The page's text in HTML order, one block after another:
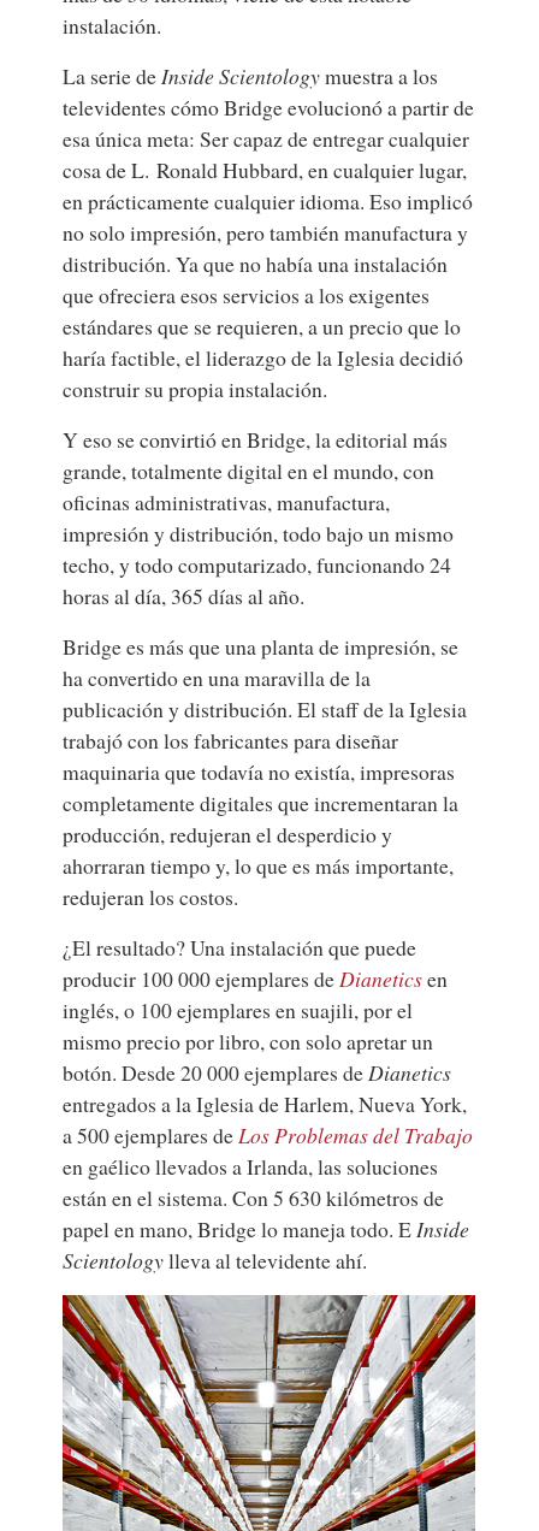
instalación.
La serie deInside Scientologymuestra a los
televidentes cómo Bridge evolucionó a partir de
esa única meta: Ser capaz de entregar cualquier
cosa de L. Ronald Hubbard, en cualquier lugar,
en prácticamente cualquier idioma. Eso implicó
no solo impresión, pero también manufactura y
distribución. Ya que no había una instalación
que ofreciera esos servicios a los exigentes
estándares que se requieren, a un precio que lo
haría factible, el liderazgo de la Iglesia decidió
construir su propia instalación.
Y eso se convirtió en Bridge, la editorial más
grande, totalmente digital en el mundo, con
oficinas administrativas, manufactura,
impresión y distribución, todo bajo un mismo
techo, y todo computarizado, funcionando 24
horas al día, 365 días al año.
Bridge es más que una planta de impresión, se
ha convertido en una maravilla de la
publicación y distribución. El staff de la Iglesia
trabajó con los fabricantes para diseñar
maquinaria que todavía no existía, impresoras
completamente digitales que incrementaran la
producción, redujeran el desperdicio y
ahorraran tiempo y, lo que es más importante,
redujeran los costos.
¿El resultado? Una instalación que puede
producir 100 000 ejemplares deDianeticsen
inglés, o 100 ejemplares en suajili, por el
mismo precio por libro, con solo apretar un
botón. Desde 20 000 ejemplares deDianetics
entregados a la Iglesia de Harlem, Nueva York,
a 500 ejemplares deLos Problemas del Trabajo
en gaélico llevados a Irlanda, las soluciones
están en el sistema. Con 5 630 kilómetros de
papel en mano, Bridge lo maneja todo. EInside
Scientologylleva al televidente ahí.